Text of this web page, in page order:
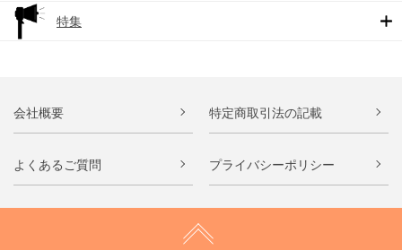
特集
会社概要 特定商取引法の記載
よくあるご質問 プライバシーポリシー